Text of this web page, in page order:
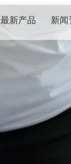
最新产品 新闻